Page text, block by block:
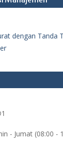
dengan Tanda
- Jumat (08:00 -